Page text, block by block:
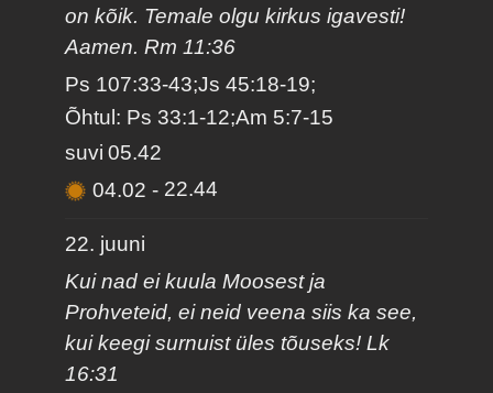
on kõik. Temale olgu kirkus igavesti!
Aamen. Rm 11:36
Ps 107:33-43;Js 45:18-19;
Õhtul: Ps 33:1-12;Am 5:7-15
suvi 05.42
04.02- 22.44
22. juuni
Kui nad ei kuula Moosest ja
Prohveteid, ei neid veena siis ka see,
kui keegi surnuist üles tõuseks! Lk
16:31